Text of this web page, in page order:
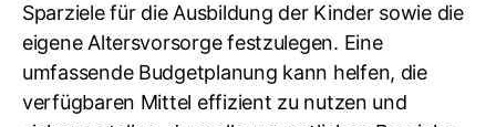
Sparziele für die Ausbildung der Kinder sowie die
eigene Altersvorsorge festzulegen. Eine
umfassende Budgetplanung kann helfen, die
verfügbaren Mittel effizient zu nutzen und